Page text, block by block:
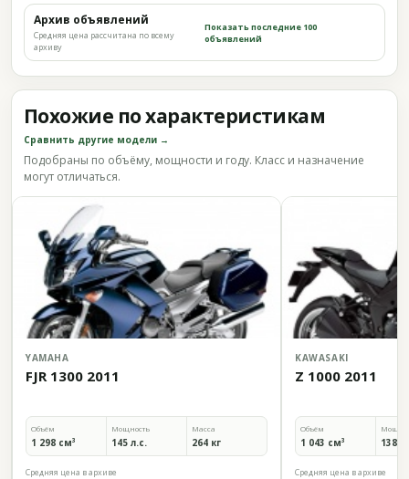
Архив объявлений
Средняя цена рассчитана по всему
архиву
Показать последние 100
объявлений
Похожие по характеристикам
Сравнить другие модели →
Подобраны по объёму, мощности и году. Класс и назначение
могут отличаться.
YAMAHA
FJR 1300 2011
Объём
1 298 см³
Мощность
145 л.с.
Масса
264 кг
Средняя цена в архиве
KAWASAKI
Z 1000 2011
Объём
1 043 см³ 138
Средняя цена в архиве